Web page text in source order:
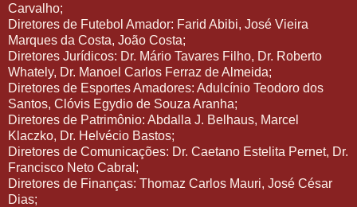
Carvalho;
Diretores de Futebol Amador: Farid Abibi, José Vieira
Marques da Costa, João Costa;
Diretores Jurídicos: Dr. Mário Tavares Filho, Dr. Roberto
Whately, Dr. Manoel Carlos Ferraz de Almeida;
Diretores de Esportes Amadores: Adulcínio Teodoro dos
Santos, Clóvis Egydio de Souza Aranha;
Diretores de Patrimônio: Abdalla J. Belhaus, Marcel
Klaczko, Dr. Helvécio Bastos;
Diretores de Comunicações: Dr. Caetano Estelita Pernet, Dr.
Francisco Neto Cabral;
Diretores de Finanças: Thomaz Carlos Mauri, José César
Dias;